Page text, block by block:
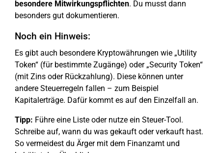
besondere Mitwirkungspflichten. Du musst dann
besonders gut dokumentieren.
Noch ein Hinweis:
Es gibt auch besondere Kryptowährungen wie „Utility
Token“ (für bestimmte Zugänge) oder „Security Token“
(mit Zins oder Rückzahlung). Diese können unter
andere Steuerregeln fallen – zum Beispiel
Kapitalerträge. Dafür kommt es auf den Einzelfall an.
Tipp: Führe eine Liste oder nutze ein Steuer-Tool.
Schreibe auf, wann du was gekauft oder verkauft hast.
So vermeidest du Ärger mit dem Finanzamt und